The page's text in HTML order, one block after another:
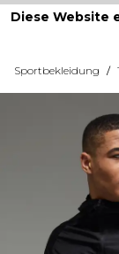
Diese Website
Sportbekleidung /